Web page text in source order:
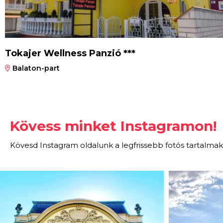
Tokajer Wellness Panzió ***
Balaton-part
Kövess minket Instagramon!
Kövesd Instagram oldalunk a legfrissebb fotós